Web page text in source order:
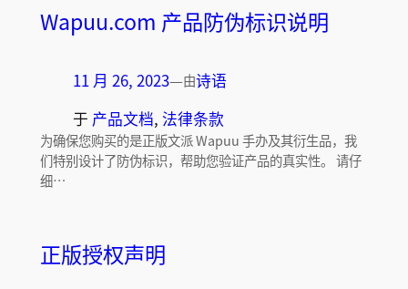
Wapuu.com 产品防伪标识说明
11 月 26, 2023—由诗语
于 产品文档, 法律条款
为确保您购买的是正版文派 Wapuu 手办及其衍生品，我
们特别设计了防伪标识，帮助您验证产品的真实性。 请仔
细…
正版授权声明